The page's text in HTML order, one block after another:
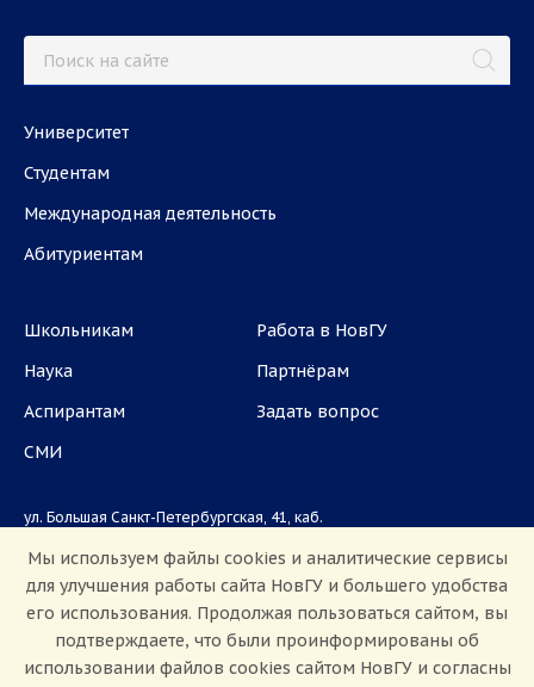
Университет
Студентам
Международная деятельность
Абитуриентам
Школьникам
Наука
Аспирантам
СМИ
Работа в НовГУ
Партнёрам
Задать вопрос
ул. Большая Санкт-Петербургская, 41, каб.
Приемная комиссия: +7(8162)33-20-44
Мы используем файлы cookies и аналитические сервисы
для улучшения работы сайта НовГУ и большего удобства
его использования. Продолжая пользоваться сайтом, вы
подтверждаете, что были проинформированы об
использовании файлов cookies сайтом НовГУ и согласны